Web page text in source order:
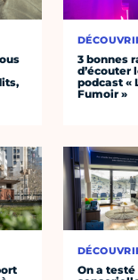
3 bonnes
d’écouter
podcast «
Fumoir »
On a